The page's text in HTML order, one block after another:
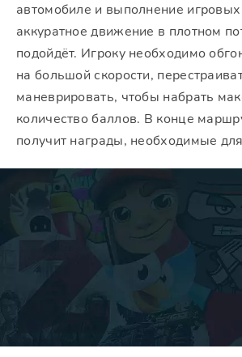
автомобиле и выполнение
аккуратное движение в плотном
подойдёт. Игроку необходимо
на большой скорости,
маневрировать, чтобы набрать
количество баллов. В конце
получит награды, необходимые